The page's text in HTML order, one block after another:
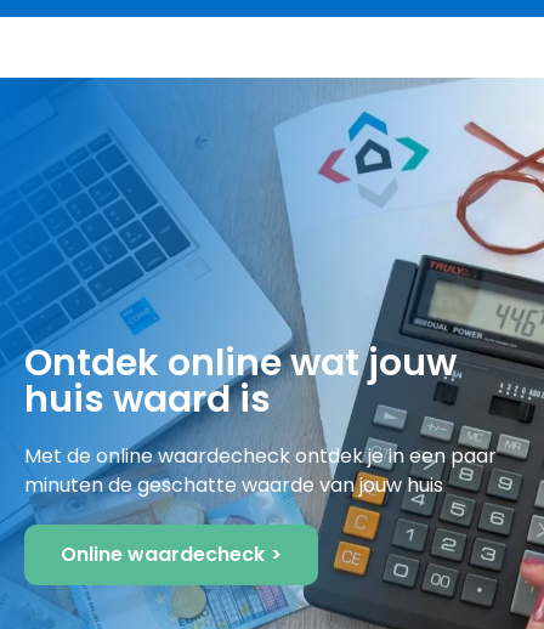
Ontdek online wat jouw
huis waard is
Met de online waardecheck ontdek je in een paar
minuten de geschatte waarde van jouw huis
Online waardecheck